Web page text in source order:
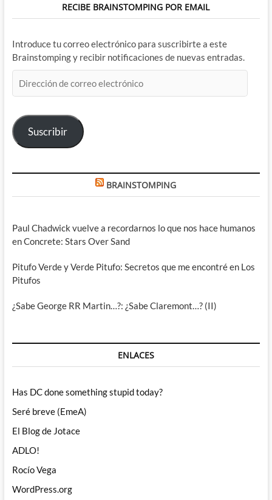
RECIBE BRAINSTOMPING POR EMAIL
Introduce tu correo electrónico para suscribirte a este
Brainstomping y recibir notificaciones de nuevas entradas.
de
electrónico
Suscribir
BRAINSTOMPING
Paul Chadwick vuelve a recordarnos lo que nos hace humanos
en Concrete: Stars Over Sand
Pitufo Verde y Verde Pitufo: Secretos que me encontré en Los
Pitufos
¿Sabe George RR Martin…?: ¿Sabe Claremont…? (II)
ENLACES
Has DC done something stupid today?
Seré breve (EmeA)
El Blog de Jotace
ADLO!
Rocío Vega
WordPress.org